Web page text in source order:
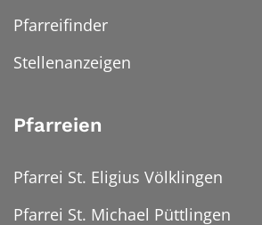
Pfarreifinder
Stellenanzeigen
Pfarreien
Pfarrei St. Eligius Völklingen
Pfarrei St. Michael Püttlingen